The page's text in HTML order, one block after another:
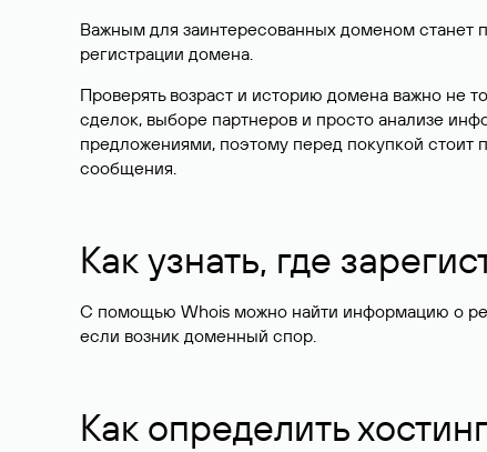
Важным для заинтересованных доменом станет
регистрации домена.
Проверять возраст и историю домена важно не
сделок, выборе партнеров и просто анализе
предложениями, поэтому перед покупкой стоит
сообщения.
Как узнать, где
С помощью Whois можно найти информацию о
если возник доменный спор.
Как определить